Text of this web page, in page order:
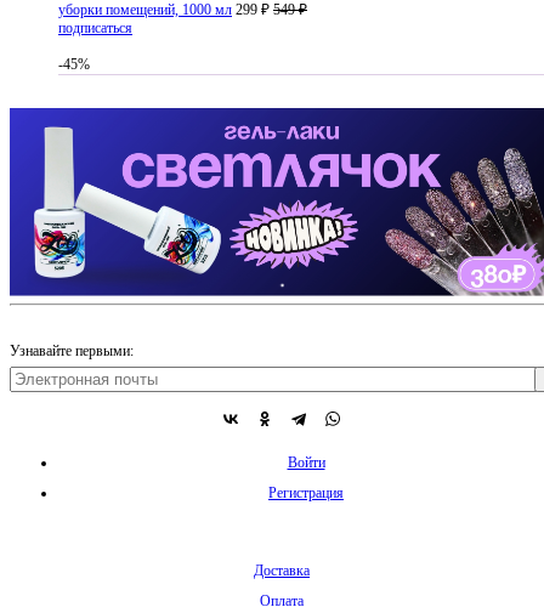
уборки помещений, 1000 мл 299 ₽ 549 ₽
подписаться
-45%
Узнавайте первыми:
Войти
Регистрация
Доставка
Оплата